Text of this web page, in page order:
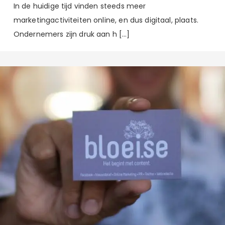
In de huidige tijd vinden steeds meer
marketingactiviteiten online, en dus digitaal, plaats.
Ondernemers zijn druk aan h […]